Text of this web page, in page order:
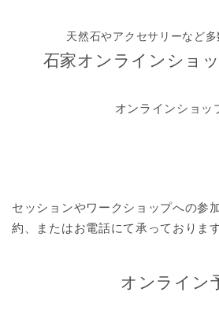
天然石やアクセサリーなど
石家オンラインショ
オンラインショッ
セッションやワークショップへの参
約、またはお電話にて承っております
オンライン